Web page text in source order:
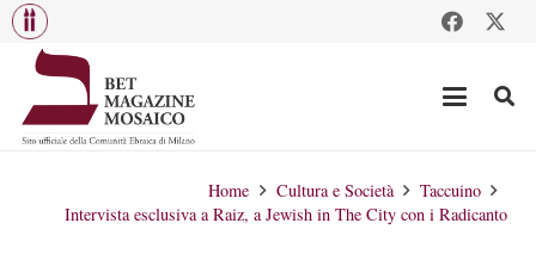
Home Cultura e Società
Taccuino
Intervista esclusiva a Raiz, a Jewish in The City con i Radicanto